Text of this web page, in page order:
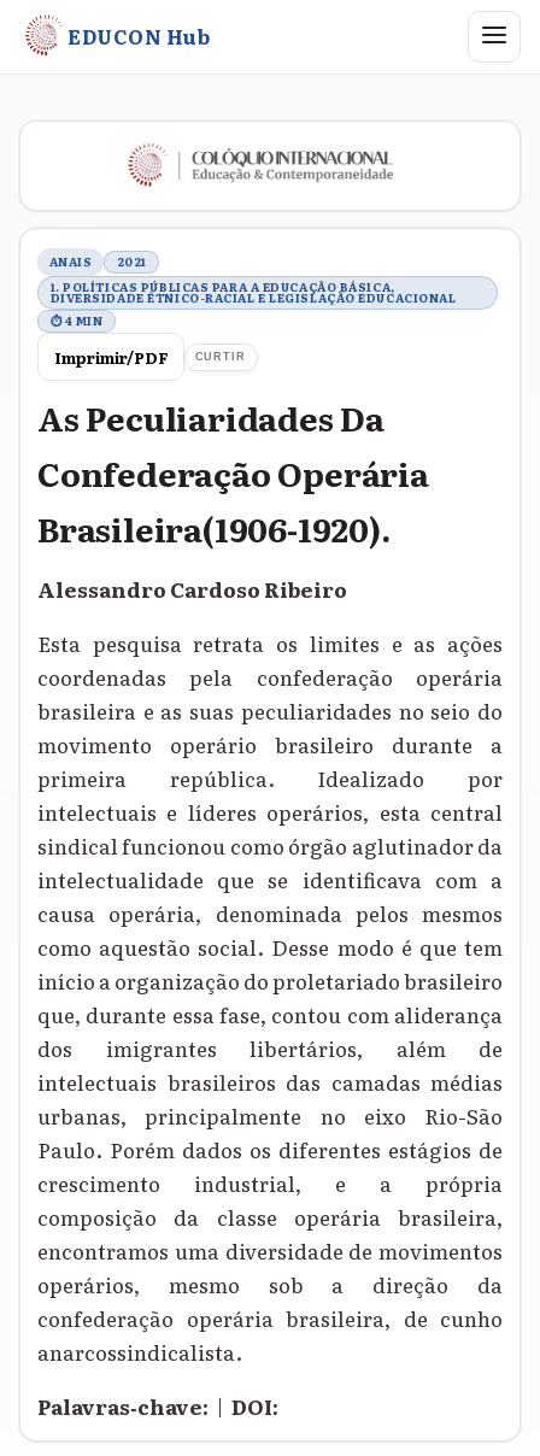
EDUCON Hub Abrir
Metadados do trabalho
ANAIS
2021
1. POLÍTICAS PÚBLICAS PARA A EDUCAÇÃO BÁSICA,
DIVERSIDADE ÉTNICO-RACIAL E LEGISLAÇÃO EDUCACIONAL
⏱ 4 MIN
Imprimir/PDF CURTIR
As Peculiaridades Da
Confederação Operária
Brasileira(1906-1920).
Alessandro Cardoso Ribeiro
Esta pesquisa retrata os limites e as ações
coordenadas pela confederação operária
brasileira e as suas peculiaridades no seio do
movimento operário brasileiro durante a
primeira república. Idealizado por
intelectuais e líderes operários, esta central
sindical funcionou como órgão aglutinador da
intelectualidade que se identificava com a
causa operária, denominada pelos mesmos
como aquestão social. Desse modo é que tem
início a organização do proletariado brasileiro
que, durante essa fase, contou com aliderança
dos imigrantes libertários, além de
intelectuais brasileiros das camadas médias
urbanas, principalmente no eixo Rio-São
Paulo. Porém dados os diferentes estágios de
crescimento industrial, e a própria
composição da classe operária brasileira,
encontramos uma diversidade de movimentos
operários, mesmo sob a direção da
confederação operária brasileira, de cunho
anarcossindicalista.
Palavras‑chave: | DOI: